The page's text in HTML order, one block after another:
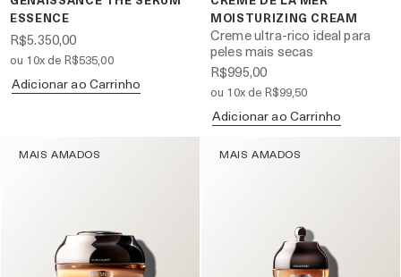
ESSENCE
R$5.350,00
ou 10x de R$535,00
Adicionar ao Carrinho
MOISTURIZING CREAM
Creme ultra-rico ideal para
peles mais secas
R$995,00
ou 10x de R$99,50
Adicionar ao Carrinho
MAIS AMADOS MAIS AMADOS